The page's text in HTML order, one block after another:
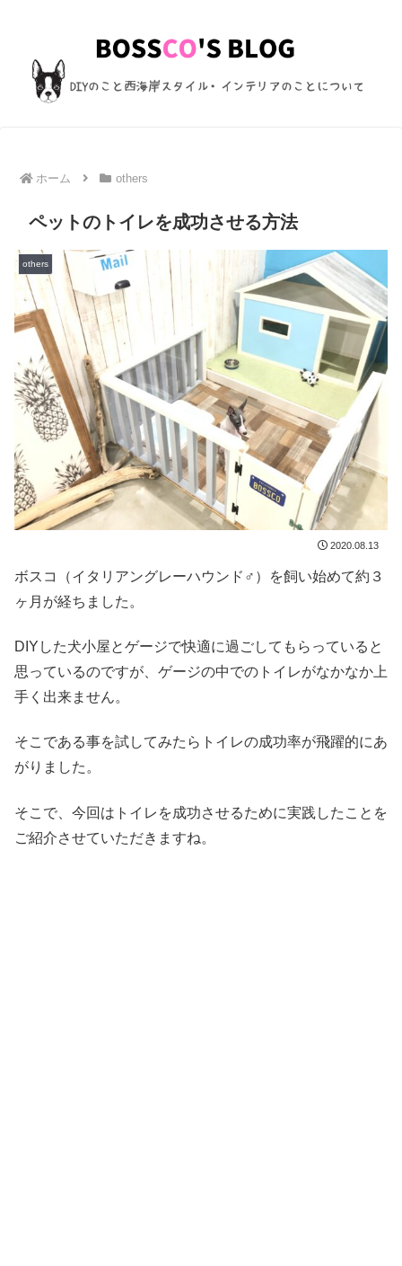
ホーム others
ペットのトイレを成功させる方法
others
2020.08.13
ボスコ（イタリアングレーハウンド♂）を飼い始めて約３
ヶ月が経ちました。
DIYした犬小屋とゲージで快適に過ごしてもらっていると
思っているのですが、ゲージの中でのトイレがなかなか上
手く出来ません。
そこである事を試してみたらトイレの成功率が飛躍的にあ
がりました。
そこで、今回はトイレを成功させるために実践したことを
ご紹介させていただきますね。